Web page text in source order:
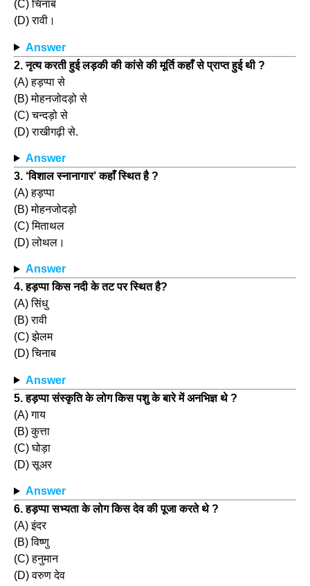
(C) चिनाब
(D) रावी।
Answer
2. नृत्य करती हुई लड़की की कांसे की मूर्ति कहाँ से प्राप्त हुई थी ?
(A) हड़प्पा से
(B) मोहनजोदड़ो से
(C) चन्दड़ो से
(D) राखीगढ़ी से.
Answer
3. ‘विशाल स्नानागार’ कहाँ स्थित है ?
(A) हड़प्पा
(B) मोहनजोदड़ो
(C) मिताथल
(D) लोथल।
Answer
4. हड़प्पा किस नदी के तट पर स्थित है?
(A) सिंधु
(B) रावी
(C) झेलम
(D) चिनाब
Answer
5. हड़प्पा संस्कृति के लोग किस पशु के बारे में अनभिज्ञ थे ?
(A) गाय
(B) कुत्ता
(C) घोड़ा
(D) सूअर
Answer
6. हड़प्पा सभ्यता के लोग किस देव की पूजा करते थे ?
(A) इंदर
(B) विष्णु
(C) हनुमान
(D) वरुण देव